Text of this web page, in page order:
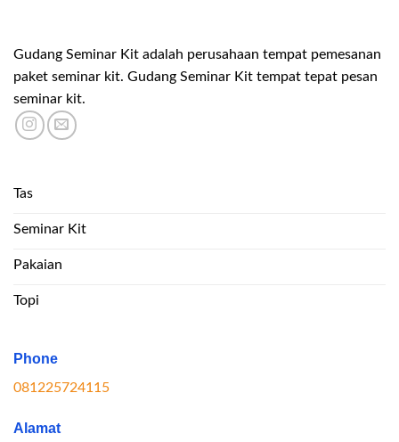
Gudang Seminar Kit adalah perusahaan tempat pemesanan
paket seminar kit. Gudang Seminar Kit tempat tepat pesan
seminar kit.
Tas
Seminar Kit
Pakaian
Topi
Phone
081225724115
Alamat